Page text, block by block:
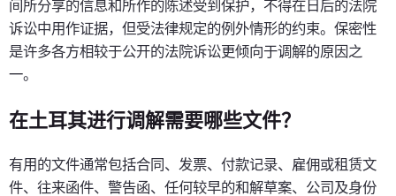
间所分享的信息和所作的陈述受到保护，不得在日后的法院
诉讼中用作证据，但受法律规定的例外情形的约束。保密性
是许多各方相较于公开的法院诉讼更倾向于调解的原因之
一。
在土耳其进行调解需要哪些文件？
有用的文件通常包括合同、发票、付款记录、雇佣或租赁文
件、往来函件、警告函、任何较早的和解草案、公司及身份